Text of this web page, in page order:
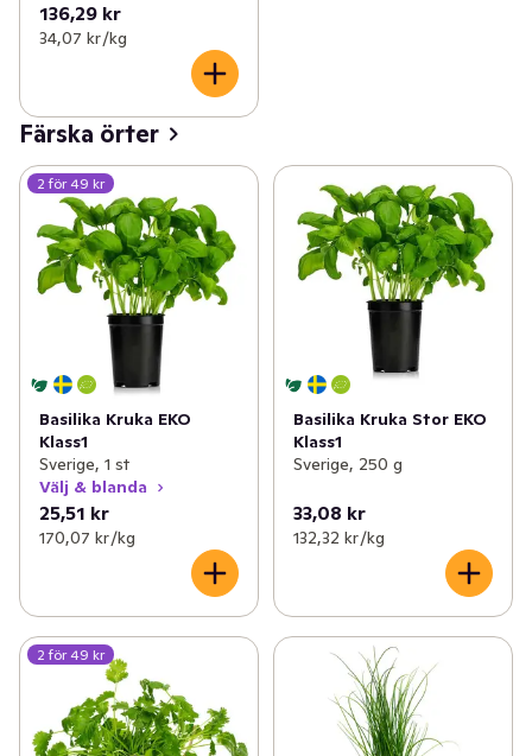
136,29 kr
34,07 kr /kg
Färska örter
2 för 49 kr
Basilika Kruka EKO
Klass1
Sverige, 1 st
Välj & blanda
25,51 kr
170,07 kr /kg
Basilika Kruka Stor EKO
Klass1
Sverige, 250 g
33,08 kr
132,32 kr /kg
2 för 49 kr